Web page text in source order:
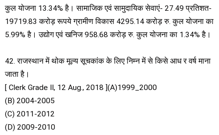
कुल योजना 13.34% है। सामाजिक एवं सामुदायिक सेवाएं- 27.49 प्रतिशत-
19719.83 करोड़ रूपये ग्रामीण विकास 4295.14 करोड़ रु. कुल योजना का
5.99% है। उद्योग एवं खनिज 958.68 करोड़ रु. कुल योजना का 1.34% है।
42. राजस्थान में थोक मूल्य सूचकांक के लिए निम्न में से किसे आध र वर्ष माना
जाता है।
[ Clerk Grade II, 12 Aug., 2018 ](A)1999_2000
(B) 2004-2005
(C) 2011-2012
(D) 2009-2010